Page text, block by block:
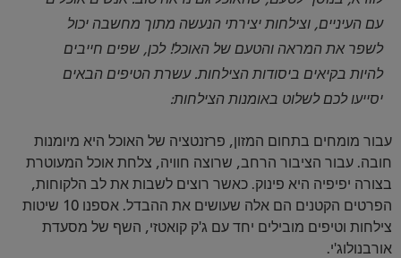
עם העיניים, וצילחות יצירתי הנעשה מתוך מחשבה יכול
לשפר את המראה והטעם של האוכל! לכן, שפים חייבים
להיות בקיאים ביסודות הצילחות. עשרת הטיפים הבאים
יסייעו לכם לשלוט באומנות הצילחות:
עבור מומחים בתחום המזון, פרזנטציה של האוכל היא מיומנות
חובה. עבור הציבור הרחב, שרוצה חוויה, צלחת אוכל המעוטרת
בצורה יפיפיה היא פינוק. כאשר רוצים לשבות את לב הלקוחות,
הפרטים הקטנים הם אלה שעושים את ההבדל. אספנו 10 שיטות
צילחות וטיפים מובילים יחד עם ג'ק קואטזי, השף של מסעדת
אורבנולוג'י.